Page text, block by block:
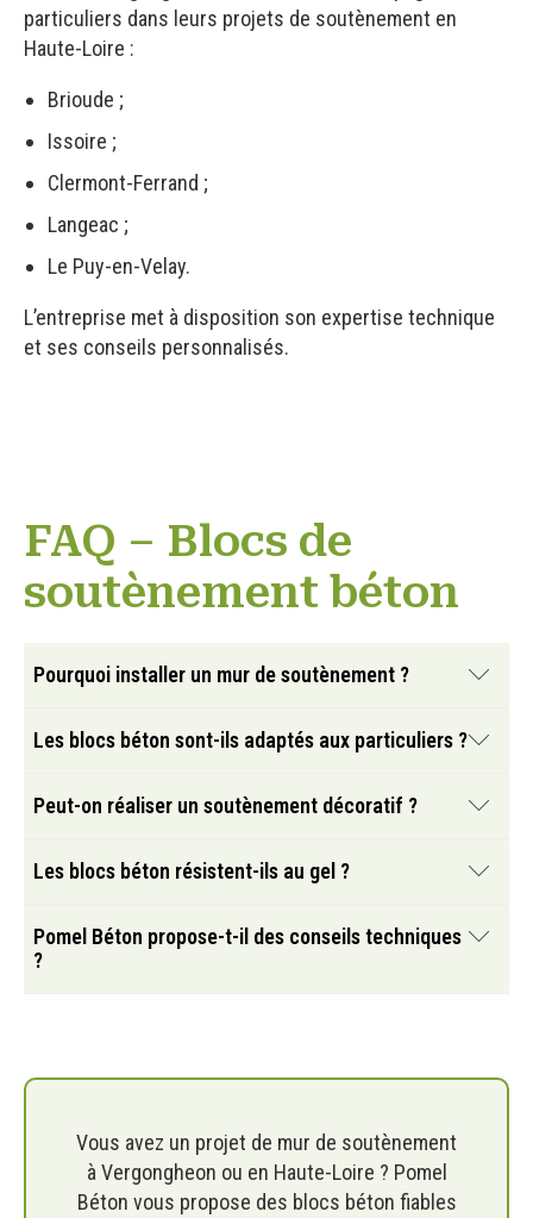
particuliers dans leurs projets de soutènement en
Haute-Loire :
Brioude ;
Issoire ;
Clermont-Ferrand ;
Langeac ;
Le Puy-en-Velay.
L’entreprise met à disposition son expertise technique
et ses conseils personnalisés.
FAQ – Blocs de
soutènement béton
Pourquoi installer un mur de soutènement ?
terrains en pente.
Les blocs béton sont-ils adaptés aux particuliers ?
pour les projets résidentiels.
Peut-on réaliser un soutènement décoratif ?
performance technique.
Les blocs béton résistent-ils au gel ?
aménagements extérieurs durables.
Pomel Béton propose-t-il des conseils techniques
?
Vous avez un projet de mur de soutènement
à Vergongheon ou en Haute-Loire ? Pomel
Béton vous propose des blocs béton fiables